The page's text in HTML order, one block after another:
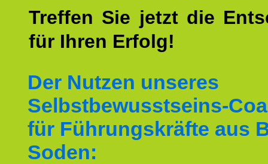
Treffen Sie jetzt die
für Ihren Erfolg!
Der Nutzen unseres
Selbstbewusstseins-
für Führungskräfte aus
Soden: